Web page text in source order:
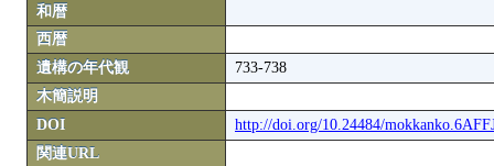
和暦
西暦
遺構の年代観
733-738
木簡説明
DOI
http://doi.org/10.24484/
関連URL